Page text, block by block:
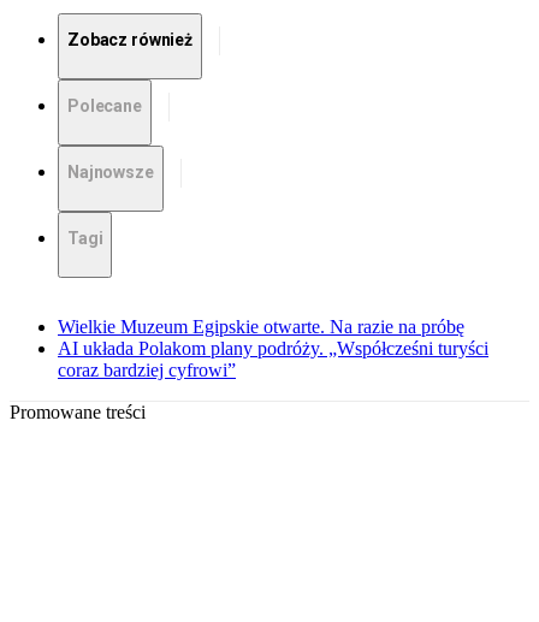
Zobacz również
Polecane
Najnowsze
Tagi
Wielkie Muzeum Egipskie otwarte. Na razie na próbę
AI układa Polakom plany podróży. „Współcześni turyści
coraz bardziej cyfrowi”
Promowane treści